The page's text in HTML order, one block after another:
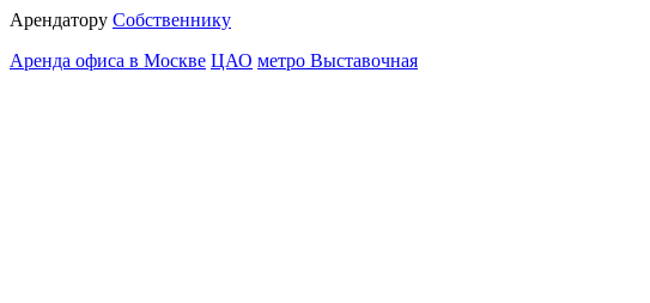
Арендатору Собственнику
Аренда офиса в Москве ЦАО метро Выставочная